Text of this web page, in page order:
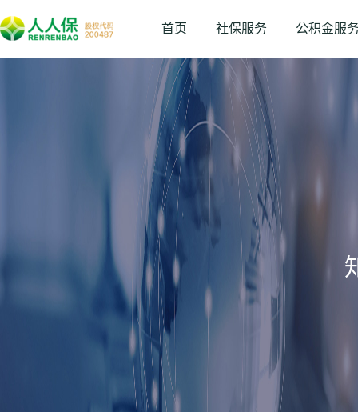
首页 社保服务 公积金服